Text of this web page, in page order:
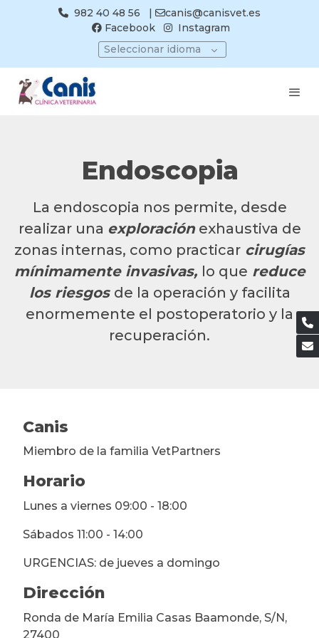
982 40 48 56 |
canis@canisvet.es
Facebook
Instagram
Seleccionar idioma
Endoscopia
La endoscopia nos permite, desde
realizar una exploraciónexhaustiva de
zonas internas, como practicar cirugías
mínimamente invasivas, lo que reduce
los riesgos de la operación y facilita
enormemente el postoperatorio y la
recuperación.
Canis
Miembro de la familia VetPartners
Horario
Lunes a viernes 09:00 - 18:00
Sábados 11:00 - 14:00
URGENCIAS: de jueves a domingo
Dirección
Ronda de María Emilia Casas Baamonde, S/N,
27400